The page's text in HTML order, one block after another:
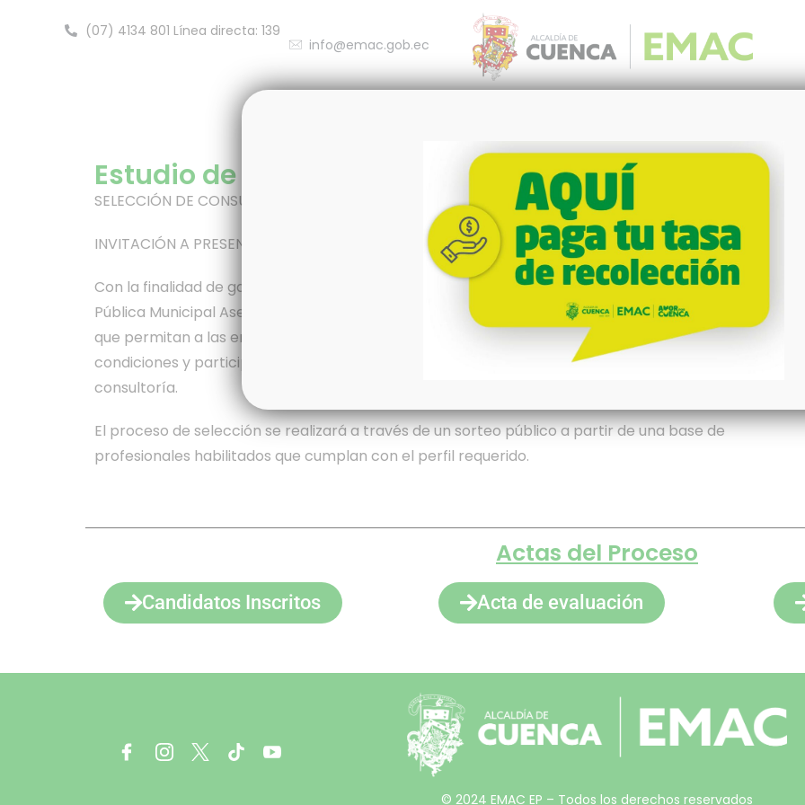
info@emac.gob.ec
(07) 4134 801 Línea directa: 139
Estudio de Ethical Hacking
SELECCIÓN DE CONSULTORES
INVITACIÓN A PRESENTAR EXPRESIONES DE INTERES
Con la finalidad de garantizar la transparencia en la selección de sus consultores, la Empresa
Pública Municipal Aseo de Cuenca EMAC-EP, ha planificado realizar convocatorias públicas
que permitan a las empresas presentar sus manifestaciones de interés en igualdad de
condiciones y participar en los sorteos públicos para la contratación de servicios de
consultoría.
El proceso de selección se realizará a través de un sorteo público a partir de una base de
profesionales habilitados que cumplan con el perfil requerido.
Actas del Proceso
Candidatos Inscritos Acta de evaluación
© 2024 EMAC EP – Todos los derechos reservados